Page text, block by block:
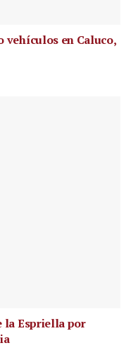
vehículos en Caluco,
la Espriella por